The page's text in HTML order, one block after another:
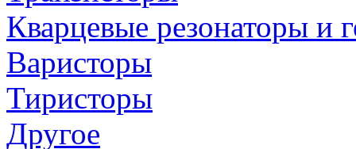
Кварцевые резонаторы и
Варисторы
Тиристоры
Другое